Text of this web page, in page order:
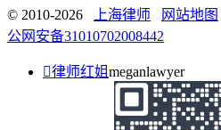
© 2010-2026 上海律师 网站地图
公网安备31010702008442
律师红姐meganlawyer